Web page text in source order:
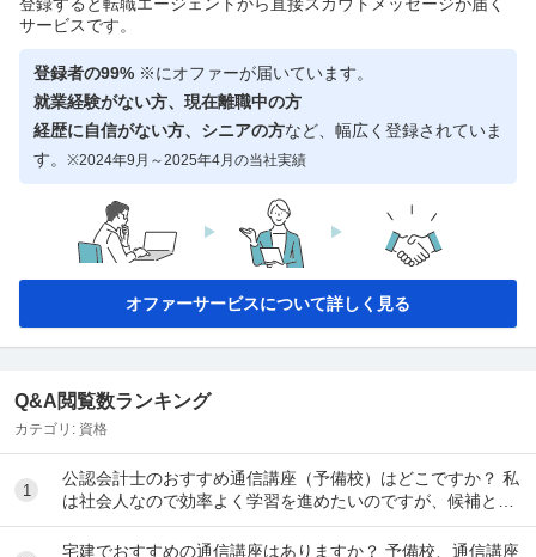
サービスです。
登録者の99% ※にオファーが届いています。
就業経験がない方、現在離職中の方
経歴に自信がない方、シニアの方など、幅広く登録されていま
す。 ※2024年9月～2025年4月の当社実績
オファーサービスについて詳しく見る
Q&A閲覧数ランキング
カテゴリ: 資格
1
公認会計士のおすすめ通信講座（予備校）はどこですか？ 私
は社会人なので効率よく学習を進めたいのですが、候補とし
てはクレアール、LEC、CPA会計学院、大原...
宅建でおすすめの通信講座はありますか？ 予備校、通信講座